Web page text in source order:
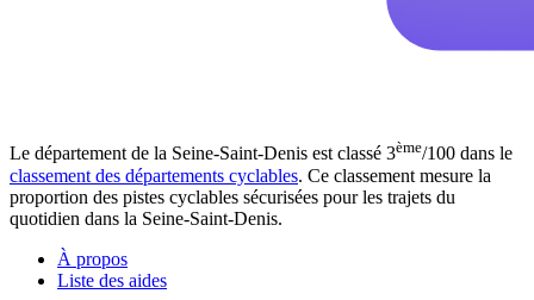
Le département de la Seine-Saint-Denis est classé 3ème/100 dans le
classement des départements cyclables. Ce classement mesure la
proportion des pistes cyclables sécurisées pour les trajets du
quotidien dans la Seine-Saint-Denis.
À propos
Liste des aides